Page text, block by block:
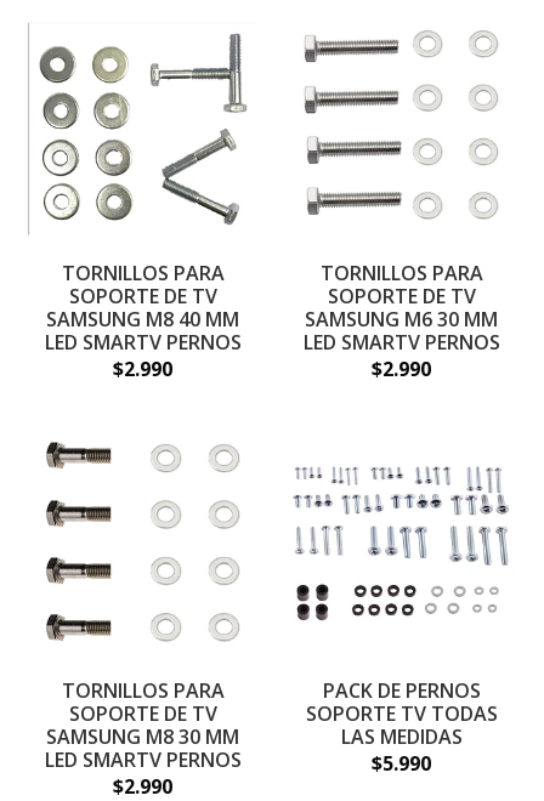
TORNILLOS PARA
SOPORTE DE TV
SAMSUNG M8 40 MM
LED SMARTV PERNOS
$2.990
TORNILLOS PARA
SOPORTE DE TV
SAMSUNG M6 30 MM
LED SMARTV PERNOS
$2.990
TORNILLOS PARA
SOPORTE DE TV
SAMSUNG M8 30 MM
LED SMARTV PERNOS
$2.990
PACK DE PERNOS
SOPORTE TV TODAS
LAS MEDIDAS
$5.990